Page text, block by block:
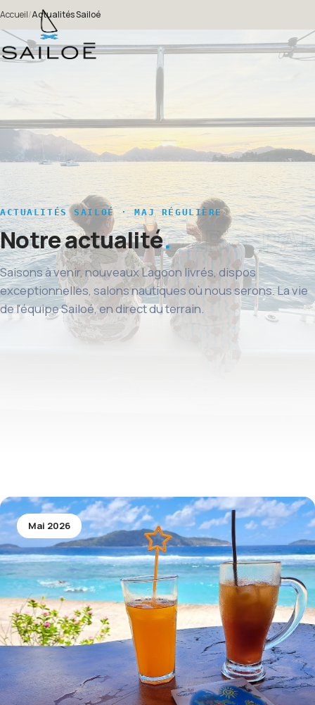
Accueil/Actualités Sailoé
ACTUALITÉS SAILOÉ · MAJ RÉGULIÈRE
Notre actualité
Saisons à venir, nouveaux Lagoon livrés, dispos
exceptionnelles, salons nautiques où nous serons. La vie
de l'équipe Sailoé, en direct du terrain.
Mai 2026